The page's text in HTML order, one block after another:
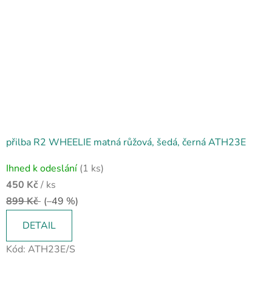
přilba R2 WHEELIE matná růžová, šedá, černá ATH23E
Ihned k odeslání (1 ks)
450 Kč/ ks
899 Kč (–49 %)
DETAIL
Kód: ATH23E/S